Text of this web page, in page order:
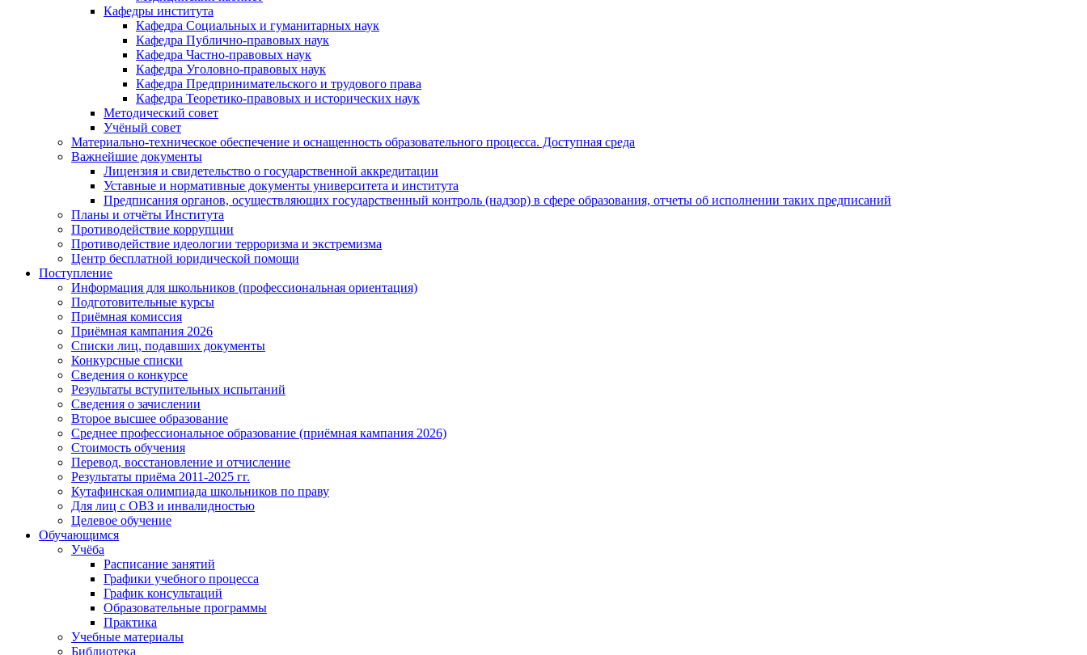
Кафедры института
Кафедра Социальных и гуманитарных наук
Кафедра Публично-правовых наук
Кафедра Частно-правовых наук
Кафедра Уголовно-правовых наук
Кафедра Предпринимательского и трудового права
Кафедра Теоретико-правовых и исторических наук
Методический совет
Учёный совет
Материально-техническое обеспечение и оснащенность образовательного процесса. Доступная среда
Важнейшие документы
Лицензия и свидетельство о государственной аккредитации
Уставные и нормативные документы университета и института
Предписания органов, осуществляющих государственный контроль (надзор) в сфере образования, отчеты об исполнении таких предписаний
Планы и отчёты Института
Противодействие коррупции
Противодействие идеологии терроризма и экстремизма
Центр бесплатной юридической помощи
Поступление
Информация для школьников (профессиональная ориентация)
Подготовительные курсы
Приёмная комиссия
Приёмная кампания 2026
Списки лиц, подавших документы
Конкурсные списки
Сведения о конкурсе
Результаты вступительных испытаний
Сведения о зачислении
Второе высшее образование
Среднее профессиональное образование (приёмная кампания 2026)
Стоимость обучения
Перевод, восстановление и отчисление
Результаты приёма 2011-2025 гг.
Кутафинская олимпиада школьников по праву
Для лиц с ОВЗ и инвалидностью
Целевое обучение
Обучающимся
Учёба
Расписание занятий
Графики учебного процесса
График консультаций
Образовательные программы
Практика
Учебные материалы
Библиотека